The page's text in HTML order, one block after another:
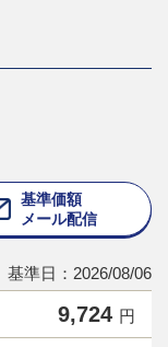
基準価額
メール配信
基準日：2026/08/06
9,724 円